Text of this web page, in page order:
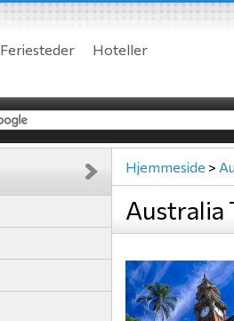
Feriesteder Hoteller
Hjemmeside >
Australia